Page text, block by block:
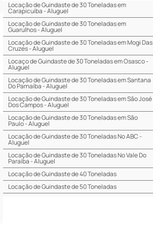
Locação de Guindaste de 30 Toneladas em
Carapicuíba - Aluguel
Locação de Guindaste de 30 Toneladas em
Guarulhos - Aluguel
Locação de Guindaste de 30 Toneladas em Mogi Das
Cruzes - Aluguel
Locaço de Guindaste de 30 Toneladas em Osasco -
Aluguel
Locação de Guindaste de 30 Toneladas em Santana
Do Parnaíba - Aluguel
Locação de Guindaste de 30 Toneladas em São José
Dos Campos - Aluguel
Locação de Guindaste de 30 Toneladas em São
Paulo - Aluguel
Locação de Guindaste de 30 Toneladas No ABC -
Aluguel
Locação de Guindaste de 30 Toneladas No Vale Do
Paraíba - Aluguel
Locação de Guindaste de 40 Toneladas
Locação de Guindaste de 50 Toneladas